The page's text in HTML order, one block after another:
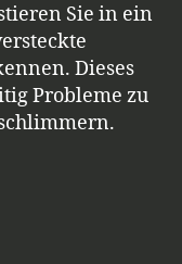
Sie in ein
Dieses
Probleme zu